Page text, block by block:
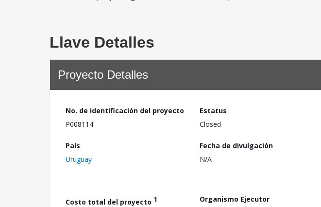
Llave Detalles
Proyecto Detalles
No. de identificación del proyecto
P008114
Estatus
Closed
País
Uruguay
Fecha de divulgación
N/A
Costo total del proyecto 1
Organismo Ejecutor